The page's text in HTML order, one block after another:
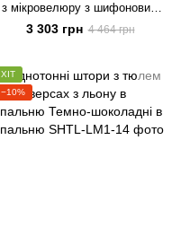
з мікровелюру з шифоновим
тюлем на люверсах
3 303 грн 4 464 грн
ХІТ
−10%